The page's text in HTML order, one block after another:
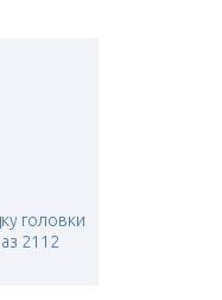
головки
2112